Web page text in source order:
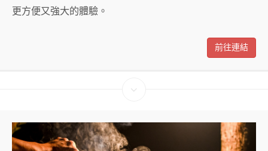
更方便又強大的體驗。
前往連結